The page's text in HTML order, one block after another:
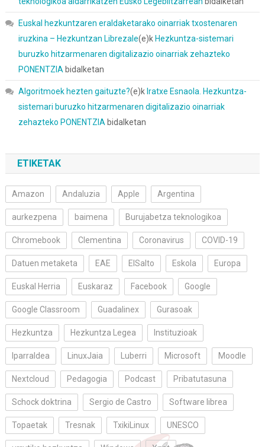
Euskal hezkuntzaren eraldaketarako oinarriak txostenaren
iruzkina – Hezkuntzan Librezale(e)k Hezkuntza-sistemari
buruzko hitzarmenaren digitalizazio oinarriak zehazteko
PONENTZIAbidalketan
Algoritmoek hezten gaituzte?(e)k Iratxe Esnaola. Hezkuntza-
sistemari buruzko hitzarmenaren digitalizazio oinarriak
zehazteko PONENTZIAbidalketan
ETIKETAK
Amazon Andaluzia Apple Argentina
aurkezpena baimena Burujabetza teknologikoa
Chromebook Clementina Coronavirus COVID-19
Datuen metaketa EAE ElSalto Eskola Europa
Euskal Herria Euskaraz Facebook Google
Google Classroom Guadalinex Gurasoak
Hezkuntza Hezkuntza Legea Instituzioak
Iparraldea LinuxJaia Luberri Microsoft Moodle
Nextcloud Pedagogia Podcast Pribatutasuna
Schock doktrina Sergio de Castro Software librea
Topaetak Tresnak TxikiLinux UNESCO